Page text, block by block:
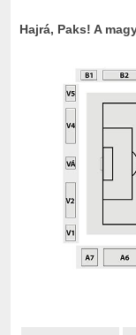
Hajrá, Paks! A